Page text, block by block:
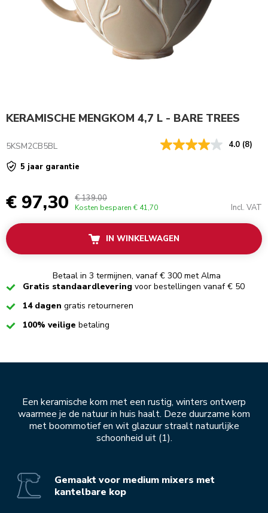
KERAMISCHE MENGKOM 4,7 L - BARE TREES
5KSM2CB5BL 4.0 (8)
5 jaar garantie
€ 97,30 € 139,00
Kosten besparen € 41,70 Incl. VAT
IN WINKELWAGEN
Betaal in 3 termijnen, vanaf € 300 met Alma
CheckedGratis standaardlevering voor bestellingen vanaf € 50
Checked14 dagen gratis retourneren
Checked100% veilige betaling
Een keramische kom met een rustig, winters ontwerp
waarmee je de natuur in huis haalt. Deze duurzame kom
met boommotief en wit glazuur straalt natuurlijke
schoonheid uit (1).
Gemaakt voor medium mixers met
kantelbare kop